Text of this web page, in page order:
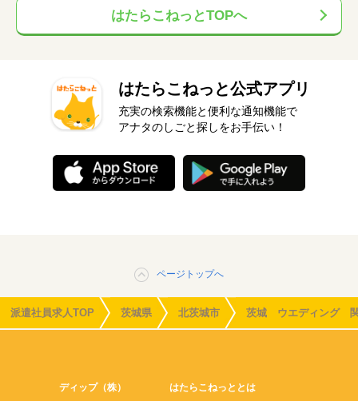
はたらこねっとTOPへ
はたらこねっと公式アプリ
充実の検索機能と便利な通知機能で
アナタのしごと探しをお手伝い！
ページトップへ
派遣社員求人TOP 茨城県 北茨城市 茨城 ウエディング
ディップ（株） はたらこねっととは